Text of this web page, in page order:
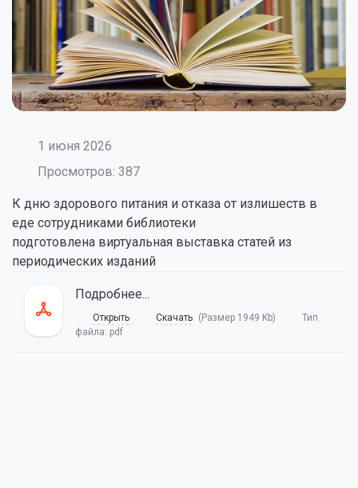
1 июня 2026
Просмотров: 387
К дню здорового питания и отказа от излишеств в
еде сотрудниками библиотеки
подготовлена виртуальная выставка статей из
периодических изданий
Подробнее...
Открыть Скачать (Размер 1949 Kb)
Тип
файла: pdf